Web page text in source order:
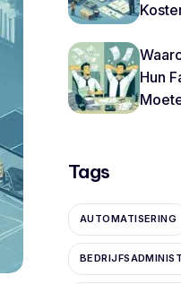
Hun
Tags
AUTOMATISERING